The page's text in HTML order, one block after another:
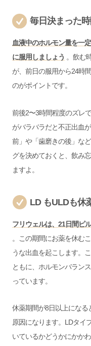
毎日決まった
血液中のホルモン量を一
に服用しましょう 。飲む
が、前日の服用から24時
のがポイントです。
前後2〜3時間程度のズレ
がバラバラだと不正出血
前」や「歯磨きの後」な
グを決めておくと、飲み
ますよ。
LD もULDも休
フリウェルは、21日間ピ
。この期間にお薬を休む
うな出血を起こします。
ともに、ホルモンバラン
っています。
休薬期間が8日以上になる
原因になります。LDタイ
いているかどうかにかか